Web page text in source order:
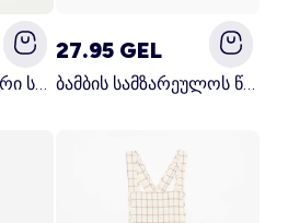
პრინტიანი იაპონური სამზარეულოს წინსაფარი ლურჯი
27.95 GEL
ბამბის სამზარეულოს წინსაფარი მწვანე